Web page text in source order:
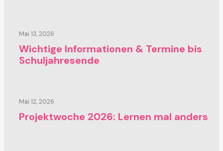
Mai 13, 2026
Wichtige Informationen & Termine bis
Schuljahresende
Mai 12, 2026
Projektwoche 2026: Lernen mal anders